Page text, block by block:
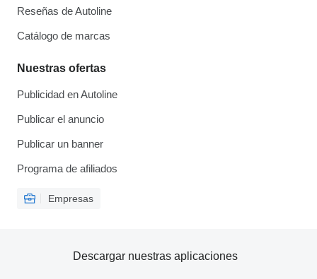
Reseñas de Autoline
Catálogo de marcas
Nuestras ofertas
Publicidad en Autoline
Publicar el anuncio
Publicar un banner
Programa de afiliados
Empresas
Descargar nuestras aplicaciones